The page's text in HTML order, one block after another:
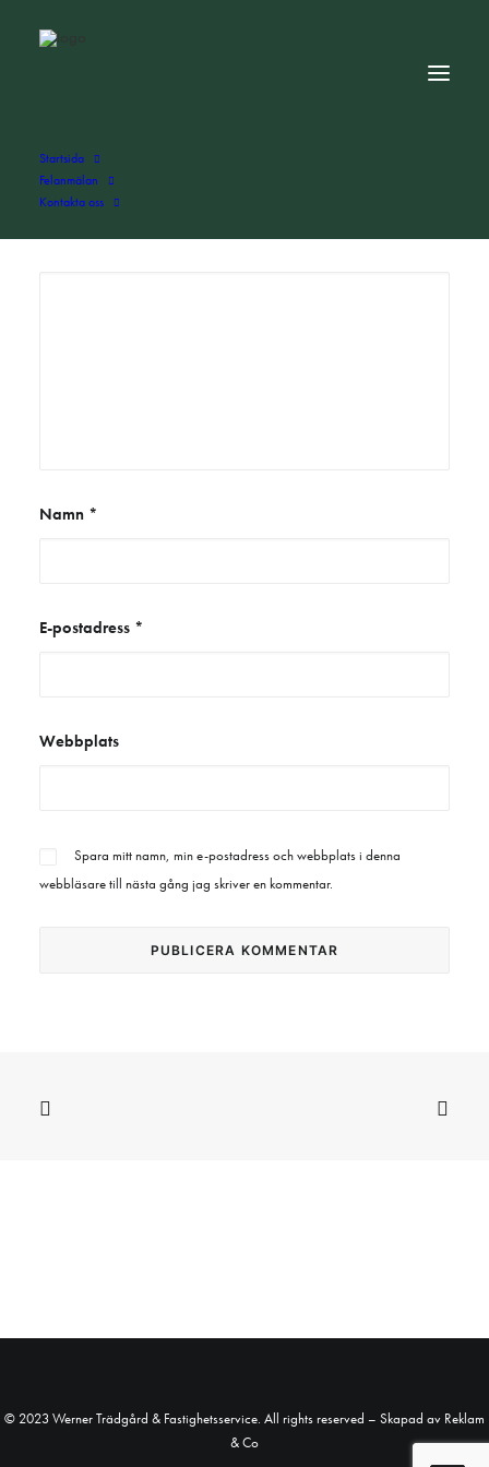
Startsida
Felanmälan
Kontakta oss
Namn *
E-postadress *
Webbplats
Spara mitt namn, min e-postadress och webbplats i denna
webbläsare till nästa gång jag skriver en kommentar.
© 2023 Werner Trädgård & Fastighetsservice. All rights reserved – Skapad av Reklam
& Co